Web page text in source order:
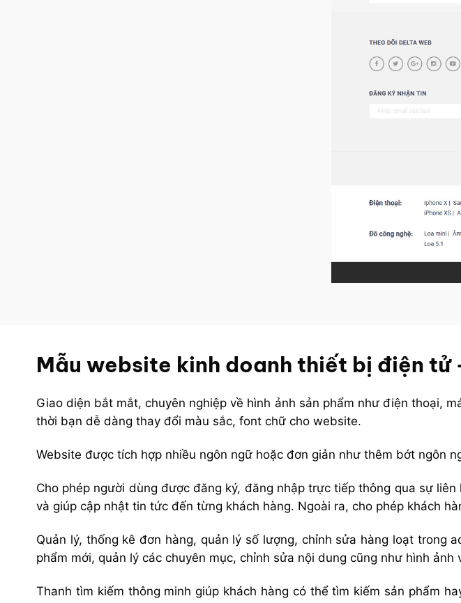
Mẫu website kinh doanh thiết bị điện tử
Giao diện bắt mắt, chuyên nghiệp về hình ảnh sản phẩm như điện thoại,
thời bạn dễ dàng thay đổi màu sắc, font chữ cho website.
Website được tích hợp nhiều ngôn ngữ hoặc đơn giản như thêm bớt ngôn
Cho phép người dùng được đăng ký, đăng nhập trực tiếp thông qua sự
và giúp cập nhật tin tức đến từng khách hàng. Ngoài ra, cho phép khách
Quản lý, thống kê đơn hàng, quản lý số lượng, chỉnh sửa hàng loạt trong
phẩm mới, quản lý các chuyên mục, chỉnh sửa nội dung cũng như hình ảnh
Thanh tìm kiếm thông minh giúp khách hàng có thể tìm kiếm sản phẩm